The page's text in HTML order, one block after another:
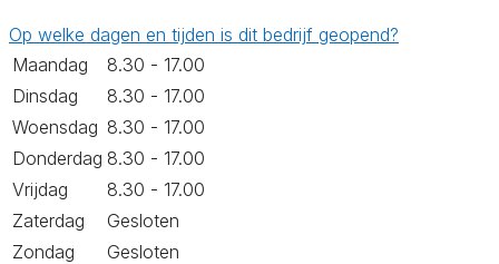
Op welke dagen en tijden is dit bedrijf geopend?
Maandag
8.30 - 17.00
Dinsdag
8.30 - 17.00
Woensdag 8.30 - 17.00
Donderdag 8.30 - 17.00
Vrijdag
8.30 - 17.00
Zaterdag
Gesloten
Zondag
Gesloten